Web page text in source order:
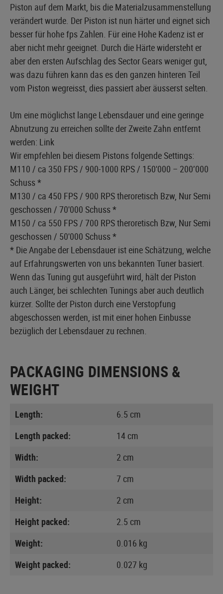
Piston auf dem Markt, bis die Materialzusammenstellung
verändert wurde. Der Piston ist nun härter und eignet sich
besser für hohe fps Zahlen. Für eine Hohe Kadenz ist er
aber nicht mehr geeignet. Durch die Härte widersteht er
aber den ersten Aufschlag des Sector Gears weniger gut,
was dazu führen kann das es den ganzen hinteren Teil
vom Piston wegreisst, dies passiert aber äusserst selten.
Um eine möglichst lange Lebensdauer und eine geringe
Abnutzung zu erreichen sollte der Zweite Zahn entfernt
werden: Link
Wir empfehlen bei diesem Pistons folgende Settings:
M110 / ca 350 FPS / 900-1000 RPS / 150'000 – 200’000
Schuss *
M130 / ca 450 FPS / 900 RPS theroretisch Bzw, Nur Semi
geschossen / 70'000 Schuss *
M150 / ca 550 FPS / 700 RPS theroretisch Bzw, Nur Semi
geschossen / 50'000 Schuss *
* Die Angabe der Lebensdauer ist eine Schätzung, welche
auf Erfahrungswerten von uns bekannten Tuner basiert.
Wenn das Tuning gut ausgeführt wird, hält der Piston
auch Länger, bei schlechten Tunings aber auch deutlich
kürzer. Sollte der Piston durch eine Verstopfung
abgeschossen werden, ist mit einer hohen Einbusse
bezüglich der Lebensdauer zu rechnen.
PACKAGING DIMENSIONS &
WEIGHT
Length:
6.5 cm
Length packed:
14 cm
Width:
2 cm
Width packed:
7 cm
Height:
2 cm
Height packed:
2.5 cm
Weight:
0.016 kg
Weight packed:
0.027 kg